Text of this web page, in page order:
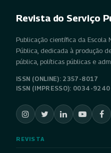
Revista do Serviço
Publicação científica da Escola
Pública, dedicada à produção
pública, políticas públicas e
ISSN (ONLINE): 2357-8017
ISSN (IMPRESSO): 0034-9240
REVISTA